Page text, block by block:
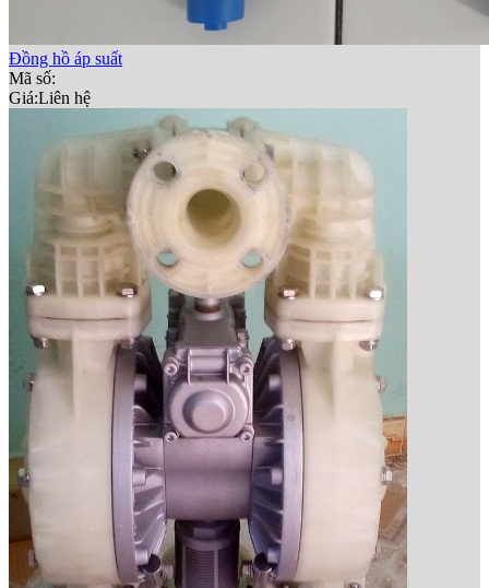
Đồng hồ áp suất
Mã số:
Giá:Liên hệ